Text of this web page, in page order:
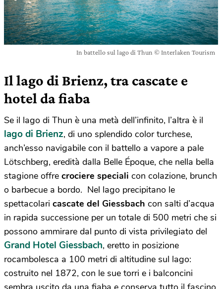
In battello sul lago di Thun © Interlaken Tourism
Il lago di Brienz, tra cascate e
hotel da fiaba
Se il lago di Thun è una metà dell’infinito, l’altra è il
lago di Brienz, di uno splendido color turchese,
anch’esso navigabile con il battello a vapore a pale
Lötschberg, eredità dalla Belle Époque, che nella bella
stagione offre crociere speciali con colazione, brunch
o barbecue a bordo. Nel lago precipitano le
spettacolari cascate del Giessbach con salti d’acqua
in rapida successione per un totale di 500 metri che si
possono ammirare dal punto di vista privilegiato del
Grand Hotel Giessbach, eretto in posizione
rocambolesca a 100 metri di altitudine sul lago:
costruito nel 1872, con le sue torri e i balconcini